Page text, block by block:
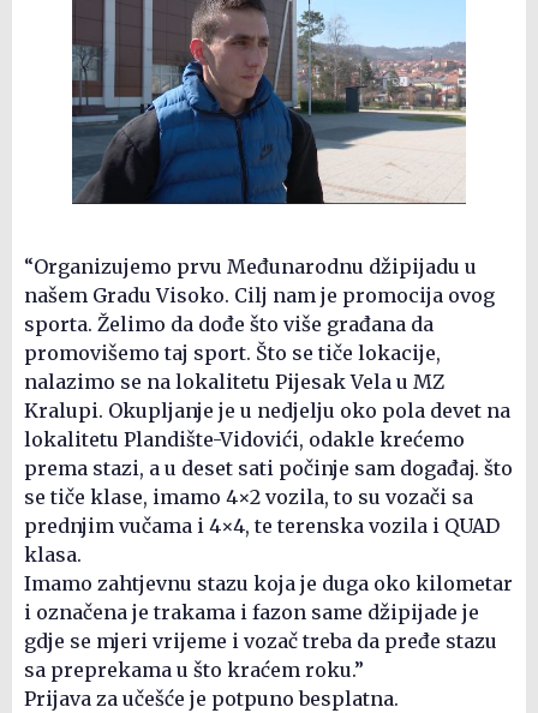
“Organizujemo prvu Međunarodnu džipijadu u
našem Gradu Visoko. Cilj nam je promocija ovog
sporta. Želimo da dođe što više građana da
promovišemo taj sport. Što se tiče lokacije,
nalazimo se na lokalitetu Pijesak Vela u MZ
Kralupi. Okupljanje je u nedjelju oko pola devet na
lokalitetu Plandište-Vidovići, odakle krećemo
prema stazi, a u deset sati počinje sam događaj. što
se tiče klase, imamo 4×2 vozila, to su vozači sa
prednjim vučama i 4×4, te terenska vozila i QUAD
klasa.
Imamo zahtjevnu stazu koja je duga oko kilometar
i označena je trakama i fazon same džipijade je
gdje se mjeri vrijeme i vozač treba da pređe stazu
sa preprekama u što kraćem roku.”
Prijava za učešće je potpuno besplatna.